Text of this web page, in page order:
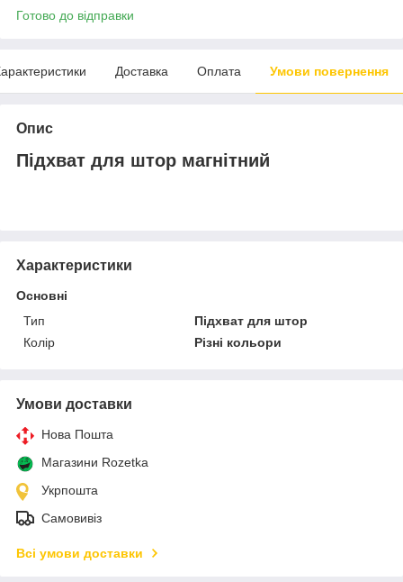
Готово до відправки
Доставка Оплата Умови повернення
Опис
Підхват для штор магнітний
Характеристики
Основні
Тип
Підхват для штор
Колір
Різні кольори
Умови доставки
Нова Пошта
Магазини Rozetka
Укрпошта
Самовивіз
Всі умови доставки